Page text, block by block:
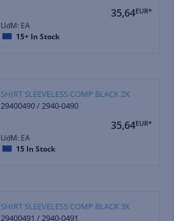
35,64EUR*
UdM: EA
15+ In Stock
SHIRT SLEEVELESS COMP BLACK 2X
29400490 / 2940-0490
35,64EUR*
UdM: EA
15 In Stock
SHIRT SLEEVELESS COMP BLACK 3X
29400491 / 2940-0491